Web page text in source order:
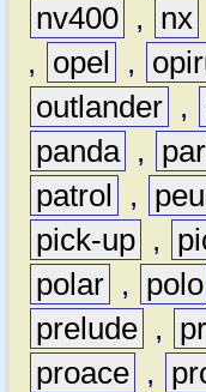
nv400 , nx
,
opel ,
outlander ,
panda ,
patrol
,
pick-up ,
polar , polo
prelude ,
proace ,